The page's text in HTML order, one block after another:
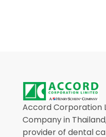
Accord Corporation
Company in
provider of dental